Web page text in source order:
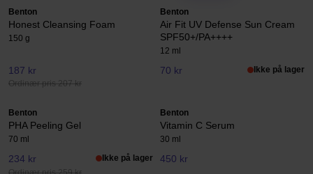
Benton
Honest Cleansing Foam
150 g
187 kr
Ordinær pris 207 kr
Benton
Air Fit UV Defense Sun Cream
SPF50+/PA++++
12 ml
70 kr Ikke på lager
Benton
PHA Peeling Gel
70 ml
234 kr Ikke på lager
Benton
Vitamin C Serum
30 ml
450 kr